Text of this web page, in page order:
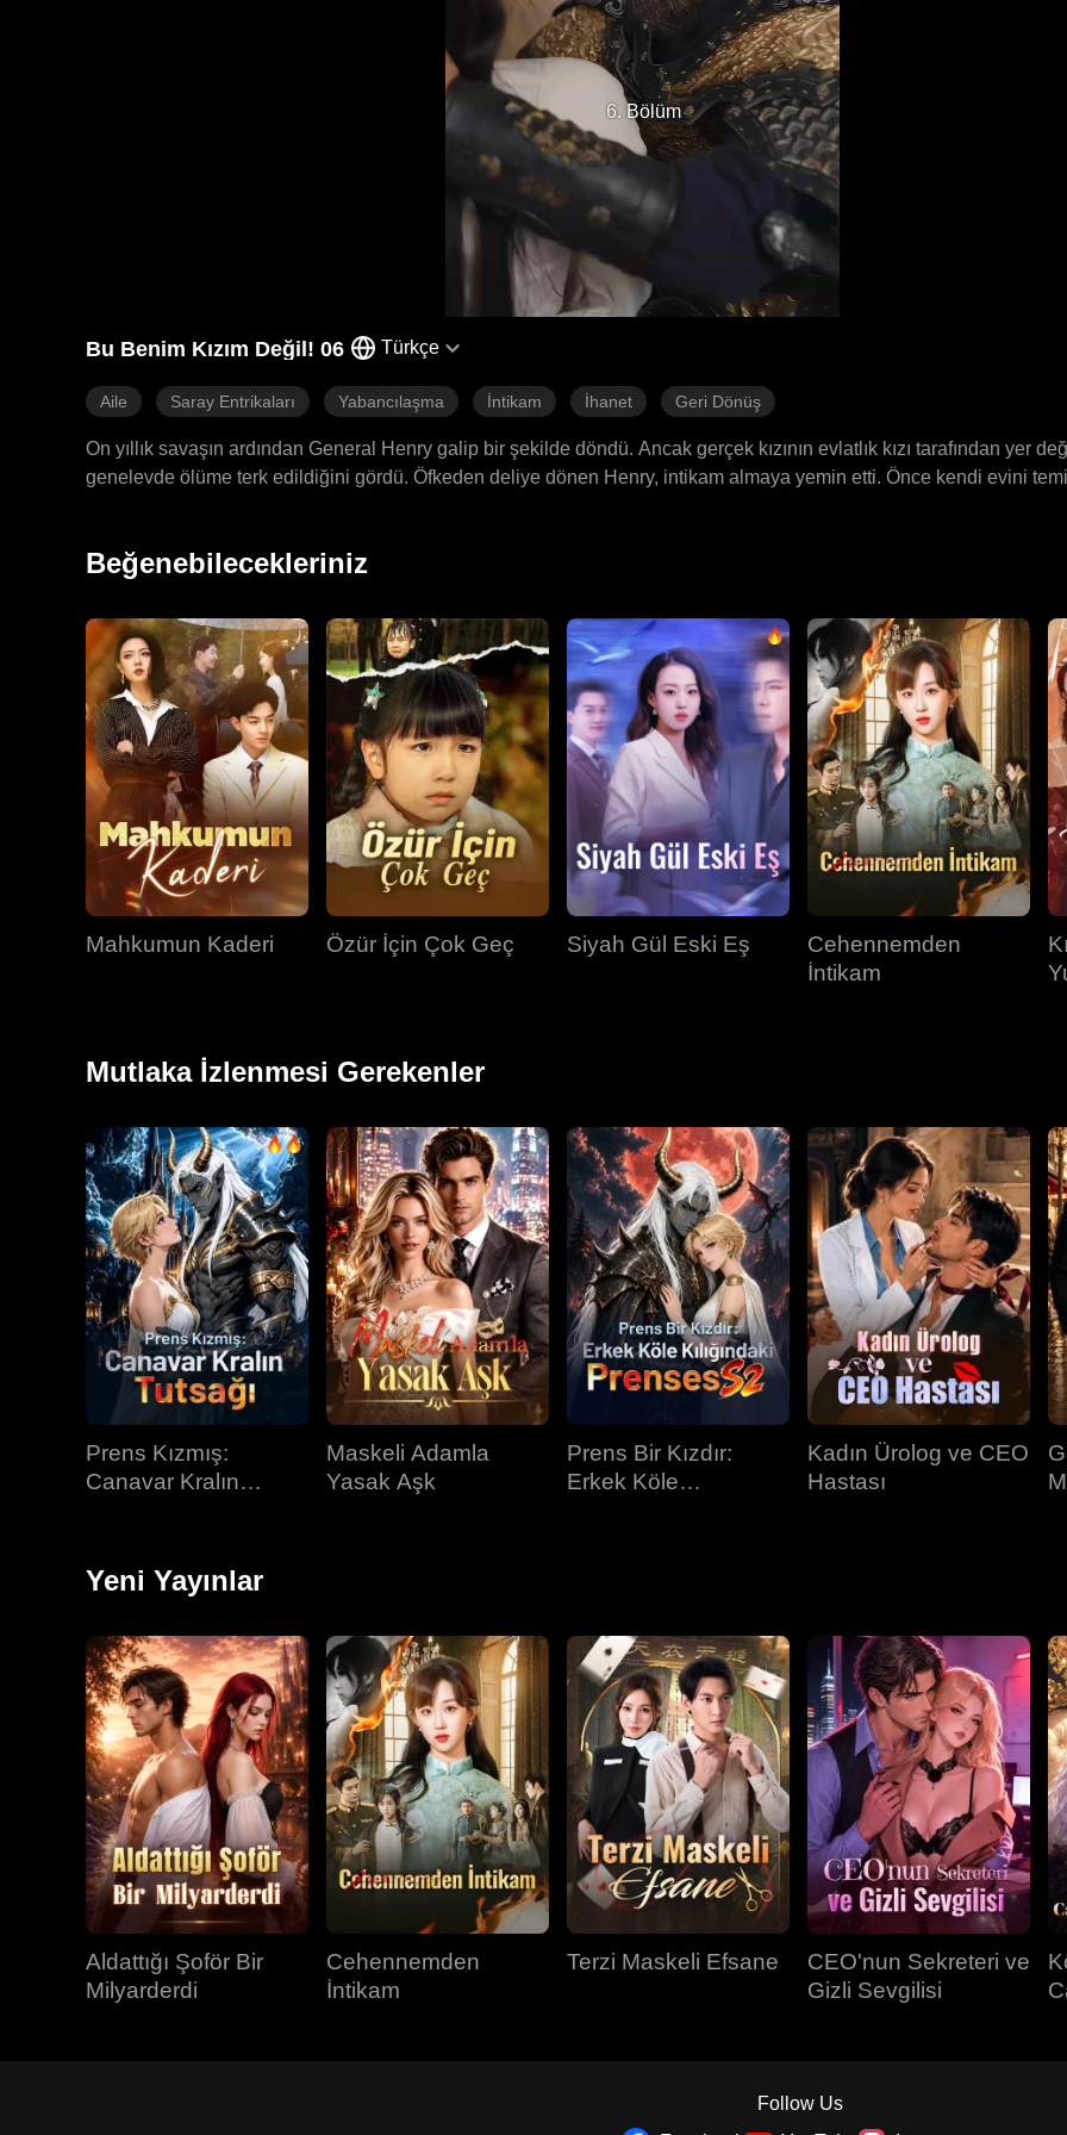
6. Bölüm
Bu Benim Kızım Değil! 06 Türkçe
Aile Saray Entrikaları Yabancılaşma İntikam İhanet Geri Dönüş
On yıllık savaşın ardından General Henry galip bir şekilde döndü. Ancak gerçek kızının evlatlık kızı tarafından yer
genelevde ölüme terk edildiğini gördü. Öfkeden deliye dönen Henry, intikam almaya yemin etti. Önce kendi evini
Beğenebilecekleriniz
Mahkumun Kaderi Özür İçin Çok Geç Siyah Gül Eski Eş
Cehennemden
İntikam
Mutlaka İzlenmesi Gerekenler
Prens Kızmış:
Canavar Kralın
Maskeli Adamla
Yasak Aşk
Prens Bir Kızdır:
Erkek Köle
Kadın Ürolog ve CEO
Hastası
Yeni Yayınlar
Aldattığı Şoför Bir
Milyarderdi
Cehennemden
İntikam
Terzi Maskeli Efsane
CEO'nun Sekreteri ve
Gizli Sevgilisi
Follow Us